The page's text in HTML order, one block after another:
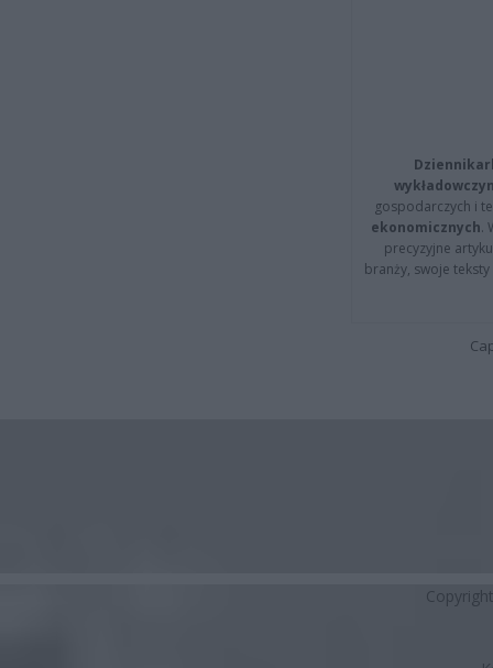
gospodarczych i
ekonomicznych.
precyzyjne
branży, swoje